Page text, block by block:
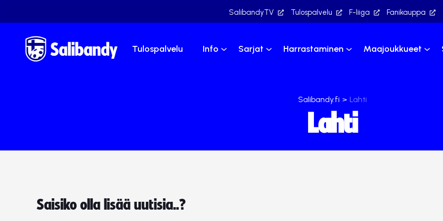
SalibandyTV Tulospalvelu F-liiga Fanikauppa
Tulospalvelu Info Sarjat Harrastaminen Maajoukkueet
Salibandy.fi > Lahti
Lahti
Saisiko olla lisää uutisia..?